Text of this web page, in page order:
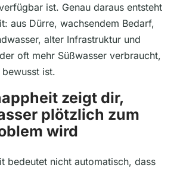
ist. Genau daraus entsteht
aus Dürre, wachsendem Bedarf,
alter Infrastruktur und
oft mehr Süßwasser verbraucht,
ist.
zeigt dir,
plötzlich zum
wird
bedeutet nicht automatisch, dass